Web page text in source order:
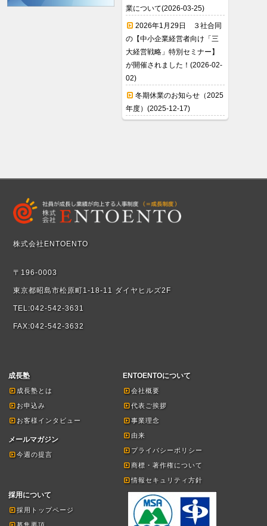
業について(2026-03-25)
2026年1月29日 ３社合同
の【中小企業経営者向け「三
大経営戦略」特別セミナー】
が開催されました！(2026-02-
02)
冬期休業のお知らせ（2025
年度）(2025-12-17)
株式会社ENTOENTO
〒196-0003
東京都昭島市松原町1-18-11 ダイヤヒルズ2F
TEL:042-542-3631
FAX:042-542-3632
成長塾
成長塾とは
お申込み
お客様インタビュー
メールマガジン
今週の提言
ENTOENTOについて
会社概要
代表ご挨拶
事業理念
由来
プライバシーポリシー
商標・著作権について
情報セキュリティ方針
採用について
採用トップページ